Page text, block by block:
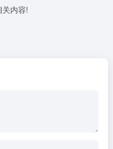
内容!